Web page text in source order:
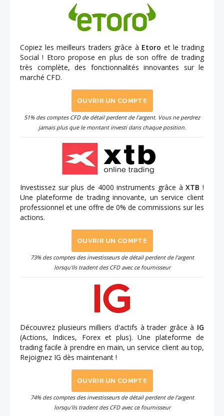
Copiez les meilleurs traders grâce à Etoro et le trading
Social ! Etoro propose en plus de son offre de trading
très complète, des fonctionnalités innovantes sur le
marché CFD.
OUVRIR UN COMPTE
51% des comptes CFD de détail perdent de l'argent. Vous ne perdrez
jamais plus que le montant investi dans chaque position.
Investissez sur plus de 4000 instruments grâce àXTB !
Une plateforme de trading innovante, un service client
professionnel et une offre de 0% de commissions sur les
actions.
OUVRIR UN COMPTE
73% des comptes des investisseurs de détail perdent de l'argent
lorsqu'ils tradent des CFD avec ce fournisseur
Découvrez plusieurs milliers d'actifs à trader grâce à IG
(Actions, Indices, Forex et plus). Une plateforme de
trading facile à prendre en main, un service client au top,
Rejoignez IG dès maintenant !
OUVRIR UN COMPTE
74% des comptes des investisseurs de détail perdent de l'argent
lorsqu'ils tradent des CFD avec ce fournisseur